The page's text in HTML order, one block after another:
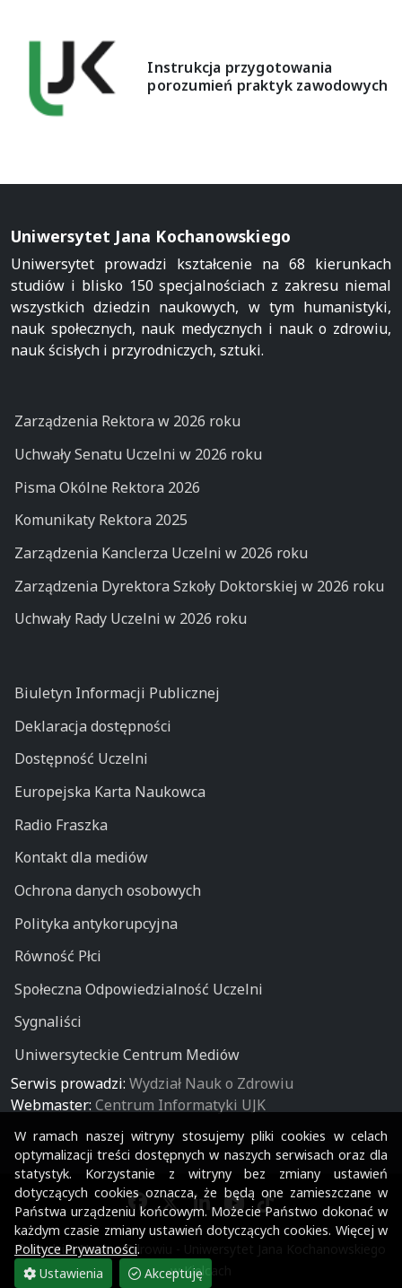
Instrukcja przygotowania
porozumień praktyk zawodowych
Uniwersytet Jana Kochanowskiego
Uniwersytet prowadzi kształcenie na 68 kierunkach
studiów i blisko 150 specjalnościach z zakresu niemal
wszystkich dziedzin naukowych, w tym humanistyki,
nauk społecznych, nauk medycznych i nauk o zdrowiu,
nauk ścisłych i przyrodniczych, sztuki.
Zarządzenia Rektora w 2026 roku
Uchwały Senatu Uczelni w 2026 roku
Pisma Okólne Rektora 2026
Komunikaty Rektora 2025
Zarządzenia Kanclerza Uczelni w 2026 roku
Zarządzenia Dyrektora Szkoły Doktorskiej w 2026 roku
Uchwały Rady Uczelni w 2026 roku
Biuletyn Informacji Publicznej
Deklaracja dostępności
Dostępność Uczelni
Europejska Karta Naukowca
Radio Fraszka
Kontakt dla mediów
Ochrona danych osobowych
Polityka antykorupcyjna
Równość Płci
Społeczna Odpowiedzialność Uczelni
Sygnaliści
Uniwersyteckie Centrum Mediów
Serwis prowadzi: Wydział Nauk o Zdrowiu
Webmaster: Centrum Informatyki UJK
© Wydział Nauk o Zdrowiu - Uniwersytet Jana Kochanowskiego
w Kielcach
W ramach naszej witryny stosujemy pliki cookies w celach
optymalizacji treści dostępnych w naszych serwisach oraz dla
statystyk. Korzystanie z witryny bez zmiany ustawień
dotyczących cookies oznacza, że będą one zamieszczane w
Państwa urządzeniu końcowym. Możecie Państwo dokonać w
każdym czasie zmiany ustawień dotyczących cookies. Więcej w
Polityce Prywatności.
Ustawienia
Akceptuję